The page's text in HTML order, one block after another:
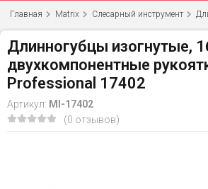
Главная Matrix Слесарный инструмент
Длинногубцы изогнутые,
двухкомпонентные
Professional 17402
Артикул: MI-17402
(0 отзывов)